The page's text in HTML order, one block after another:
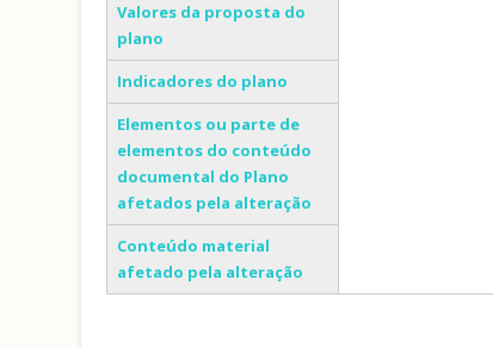
Valores da proposta do
plano
Indicadores do plano
Elementos ou parte de
elementos do conteúdo
documental do Plano
afetados pela alteração
Conteúdo material
afetado pela alteração